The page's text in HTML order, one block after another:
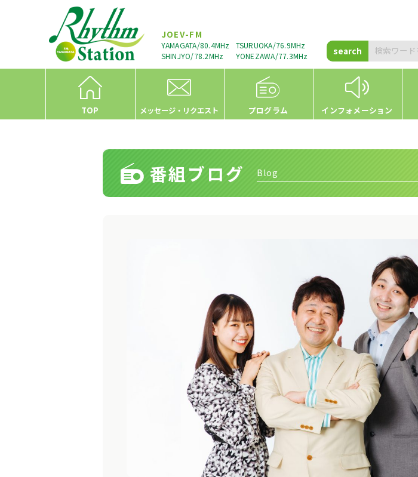
JOEV-FM
YAMAGATA/80.4MHz
TSURUOKA/76.9MHz
SHINJYO/78.2MHz
YONEZAWA/77.3MHz search
TOP メッセージ・リクエスト プログラム インフォメーション
番組ブログ Blog